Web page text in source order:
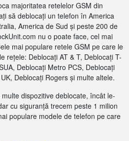
majoritatea retelelor GSM din
să deblocați un telefon în America
America de Sud și peste 200 de
nu o poate face, cel mai
mai populare retele GSM pe care le
rețele: Deblocați AT & T, Deblocați T-
Deblocați Metro PCS, Deblocați
Deblocați Rogers și multe altele.
dispozitive deblocate, încât le-
cu siguranță trecem peste 1 milion
populare modele de telefon pe care